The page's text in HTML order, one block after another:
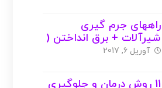
راههای جرم گیری
شیرآلات + برق انداختن (
با عکس )
آوریل 6, 2017
11 روش درمان و جلوگیری